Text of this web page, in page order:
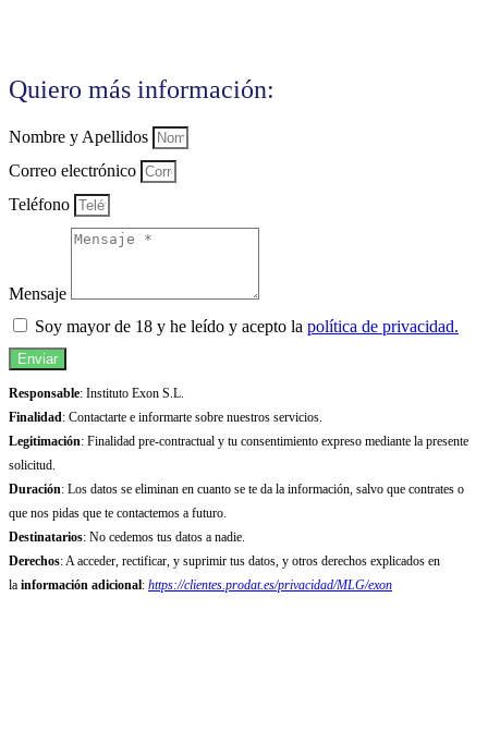
Quiero más información:
Nombre y Apellidos
Correo electrónico
Teléfono
Mensaje
Soy mayor de 18 y he leído y acepto la política de privacidad.
Enviar
Responsable: Instituto Exon S.L.
Finalidad: Contactarte e informarte sobre nuestros servicios.
Legitimación: Finalidad pre-contractual y tu consentimiento expreso mediante la presente
solicitud.
Duración: Los datos se eliminan en cuanto se te da la información, salvo que contrates o
que nos pidas que te contactemos a futuro.
Destinatarios: No cedemos tus datos a nadie.
Derechos: A acceder, rectificar, y suprimir tus datos, y otros derechos explicados en
la información adicional: https://clientes.prodat.es/privacidad/MLG/exon